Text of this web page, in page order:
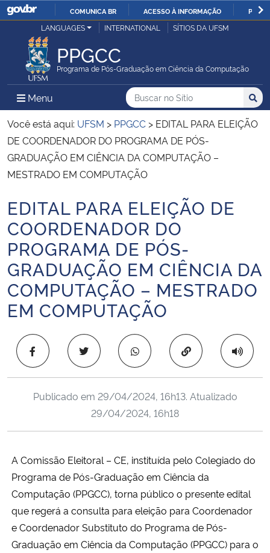
IR
COMUNICA BR ACESSO À INFORMAÇÃO
Ministério da Justiça e Segurança Pública
Ministério da Defesa
Ministério das Relações Exteriores
Ministério da Economia
Ministério da Agricultura, Pecuária e Abastecimento
Ministério da Educação
Ministério da Cidadania
Ministério da Saúde
Ministério de Minas e Energia
Ministério da Ciência, Tecnologia, Inovações e Comunicações
Controladoria-Geral da União
Ministério da Mulher, da Família e dos Direitos Humanos
LANGUAGES INTERNATIONAL SÍTIOS DA UFSM
PPGCC
Programa de Pós-Graduação em Ciência da Computação
Menu Menu Principal do Sítio
Busca
Buscar no no Sítio
Busca:
Você está aqui: UFSM > PPGCC > EDITAL PARA ELEIÇÃO
DE COORDENADOR DO PROGRAMA DE PÓS-
GRADUAÇÃO EM CIÊNCIA DA COMPUTAÇÃO –
MESTRADO EM COMPUTAÇÃO
Início do conteúdo
EDITAL PARA ELEIÇÃO DE
COORDENADOR DO
PROGRAMA DE PÓS-
GRADUAÇÃO EM CIÊNCIA DA
COMPUTAÇÃO – MESTRADO
EM COMPUTAÇÃO
Copiar para área
Publicado em 29/04/2024, 16h13. Atualizado
29/04/2024, 16h18
A Comissão Eleitoral – CE, instituída pelo Colegiado do
Programa de Pós-Graduação em Ciência da
Computação (PPGCC), torna público o presente edital
que regerá a consulta para eleição para Coordenador
e Coordenador Substituto do Programa de Pós-
Graduação em Ciência da Computação (PPGCC) para o